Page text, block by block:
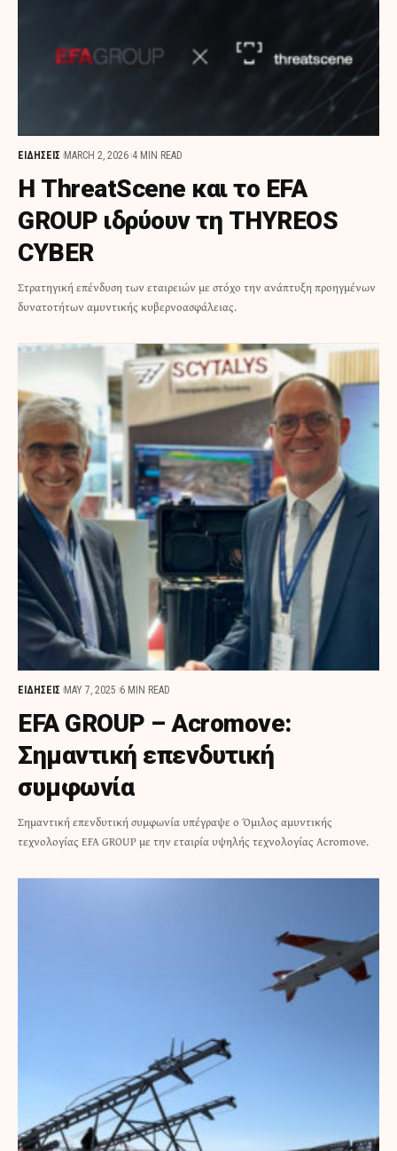
ΕΙΔΗΣΕΙΣ MARCH 2, 2026 4 MIN READ
Η ThreatScene και το EFA
GROUP ιδρύουν τη THYREOS
CYBER
Στρατηγική επένδυση των εταιρειών με στόχο την ανάπτυξη προηγμένων
δυνατοτήτων αμυντικής κυβερνοασφάλειας.
ΕΙΔΗΣΕΙΣ MAY 7, 2025 6 MIN READ
EFA GROUP – Acromove:
Σημαντική επενδυτική
συμφωνία
Σημαντική επενδυτική συμφωνία υπέγραψε ο Όμιλος αμυντικής
τεχνολογίας EFA GROUP με την εταιρία υψηλής τεχνολογίας Acromove.